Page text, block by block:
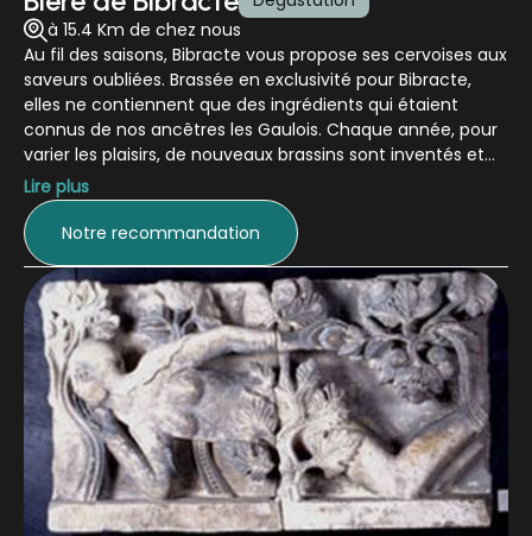
à 15.4 Km de chez nous
Au fil des saisons, Bibracte vous propose ses cervoises aux
saveurs oubliées. Brassée en exclusivité pour Bibracte,
elles ne contiennent que des ingrédients qui étaient
connus de nos ancêtres les Gaulois. Chaque année, pour
varier les plaisirs, de nouveaux brassins sont inventés et
réalisés.
Lire plus
Notre recommandation